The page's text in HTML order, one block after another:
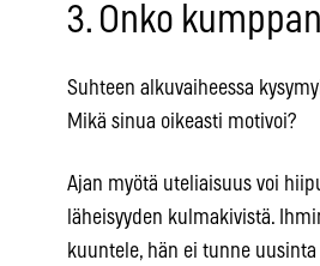
3. Onko
Suhteen alkuvaiheessa
Mikä sinua oikeasti motivoi?
Ajan myötä uteliaisuus voi
läheisyyden kulmakivistä.
kuuntele, hän ei tunne uusinta